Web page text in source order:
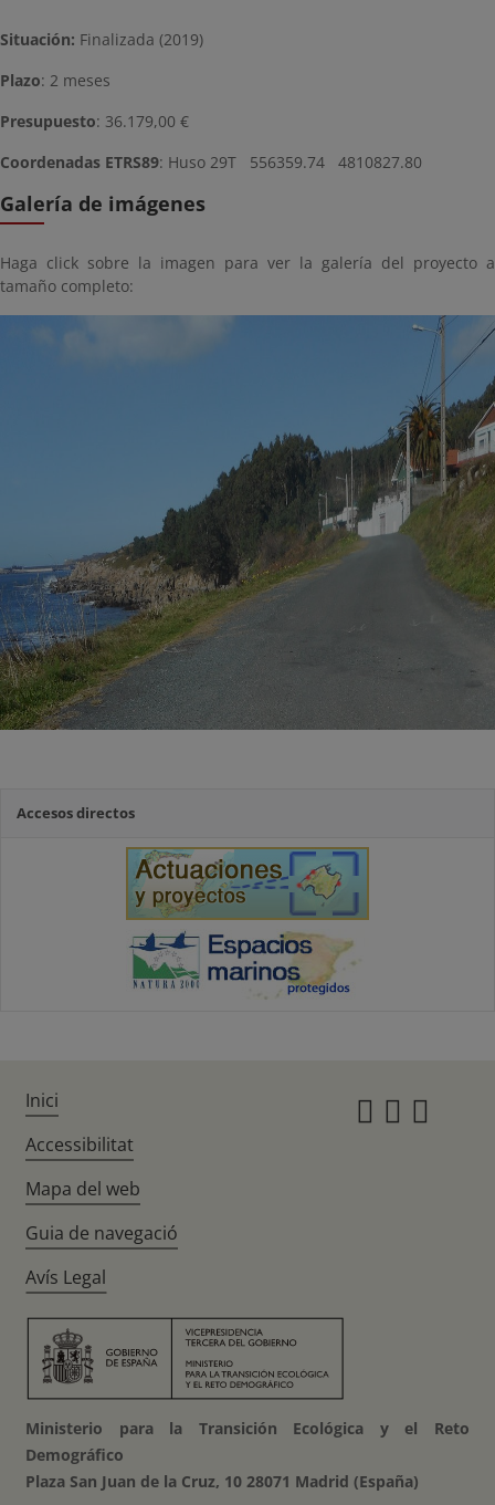
Situación: Finalizada (2019)
Plazo: 2 meses
Presupuesto: 36.179,00 €
Coordenadas ETRS89: Huso 29T 556359.74 4810827.80
Galería de imágenes
Haga click sobre la imagen para ver la galería del proyecto a
tamaño completo:
Accesos directos
Inici
Accessibilitat
Mapa del web
Guia de navegació
Avís Legal
Ministerio para la Transición Ecológica y el Reto
Demográfico
Plaza San Juan de la Cruz, 10 28071 Madrid (España)